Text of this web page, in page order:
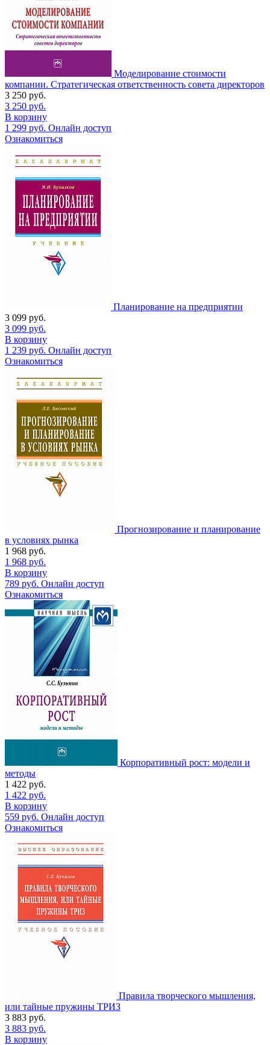
Моделирование стоимости
компании. Стратегическая ответственность совета директоров
3 250 руб.
3 250 руб.
В корзину
1 299 руб. Онлайн доступ
Ознакомиться
Планирование на предприятии
3 099 руб.
3 099 руб.
В корзину
1 239 руб. Онлайн доступ
Ознакомиться
Прогнозирование и планирование
в условиях рынка
1 968 руб.
1 968 руб.
В корзину
789 руб. Онлайн доступ
Ознакомиться
Корпоративный рост: модели и
методы
1 422 руб.
1 422 руб.
В корзину
559 руб. Онлайн доступ
Ознакомиться
Правила творческого мышления,
или тайные пружины ТРИЗ
3 883 руб.
3 883 руб.
В корзину